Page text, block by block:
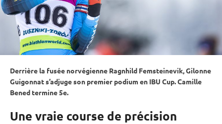
Derrière la fusée norvégienne Ragnhild Femsteinevik, Gilonne
Guigonnat s’adjuge son premier podium en IBU Cup. Camille
Bened termine 5e.
Une vraie course de précision